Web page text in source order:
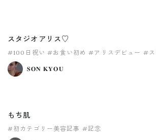
スタジオアリス♡
#100日祝い #お食い初め #アリスデビュー #ス
#メモリアル
𝐒𝐎𝐍 𝐊𝐘𝐎𝐔
もち肌
#初カテゴリー美容記事 #記念